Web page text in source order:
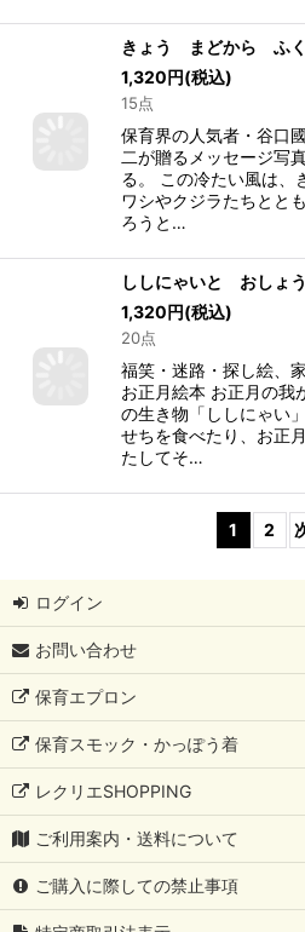
きょう まどから ふ
1,320円(税込)
15点
保育界の人気者・谷口
二が贈るメッセージ写
る。 この冷たい風は、
ワシやクジラたちとと
ろうと…
ししにゃいと おしょ
1,320円(税込)
20点
福笑・迷路・探し絵、
お正月絵本 お正月の我
の生き物「ししにゃい
せちを食べたり、お正
たしてそ…
1 2
ログイン
お問い合わせ
保育エプロン
保育スモック・かっぽう着
レクリエSHOPPING
ご利用案内・送料について
ご購入に際しての禁止事項